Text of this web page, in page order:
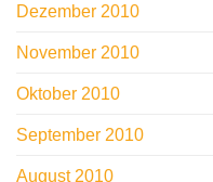
Dezember 2010
November 2010
Oktober 2010
September 2010
August 2010